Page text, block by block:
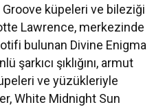
küpeleri ve bileziği
Lawrence, merkezinde
bulunan Divine Enigma
şarkıcı şıklığını, armut
ve yüzükleriyle
White Midnight Sun